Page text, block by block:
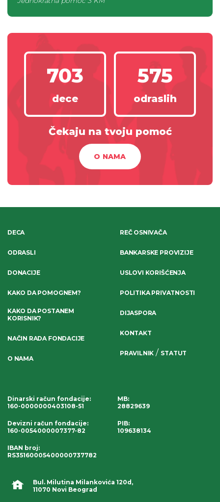
703
dece
575
odraslih
Čekaju na tvoju pomoć
O NAMA
Bul. Milutina Milankovića 120d,
11070 Novi Beograd
DECA
ODRASLI
DONACIJE
KAKO DA POMOGNEM?
KAKO DA POSTANEM
KORISNIK?
NAČIN RADA FONDACIJE
O NAMA
REČ OSNIVAČA
BANKARSKE PROVIZIJE
USLOVI KORIŠĆENJA
POLITIKA PRIVATNOSTI
DIJASPORA
KONTAKT
PRAVILNIK / STATUT
Dinarski račun fondacije:
160-0000000403108-51
Devizni račun fondacije:
160-0054000007377-82
IBAN broj:
RS35160005400000737782
MB:
28829639
PIB:
109638134